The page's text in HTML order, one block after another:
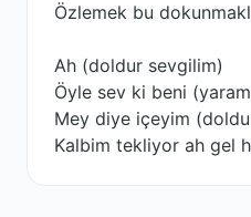
Özlemek bu
Ah (doldur sevgilim)
Öyle sev ki beni
Mey diye içeyim
Kalbim tekliyor ah gel